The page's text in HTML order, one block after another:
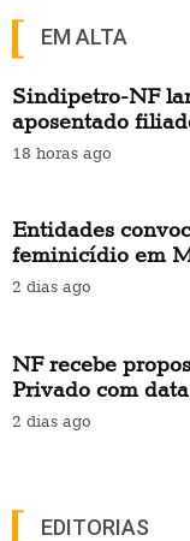
EM ALTA
Sindipetro-NF
aposentado
18 horas ago
Entidades
feminicídio em
2 dias ago
NF recebe
Privado com
2 dias ago
EDITORIAS